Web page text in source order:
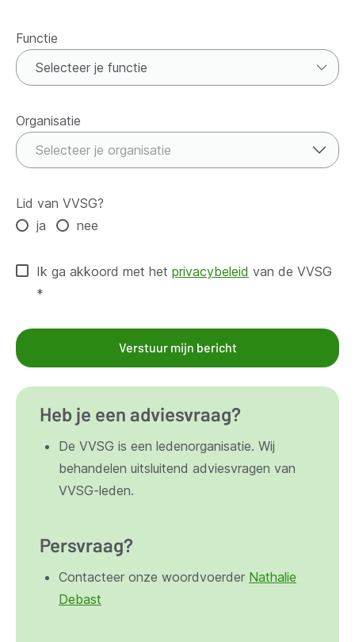
Functie
Functie
Organisatie
Organisatie
Selecteer je organisatie
Lid van VVSG?
ja
nee
Ik ga akkoord met het privacybeleid van de VVSG
*
Verstuur mijn bericht
Heb je een adviesvraag?
De VVSG is een ledenorganisatie. Wij
behandelen uitsluitend adviesvragen van
VVSG-leden.
Persvraag?
Contacteer onze woordvoerder Nathalie
Debast